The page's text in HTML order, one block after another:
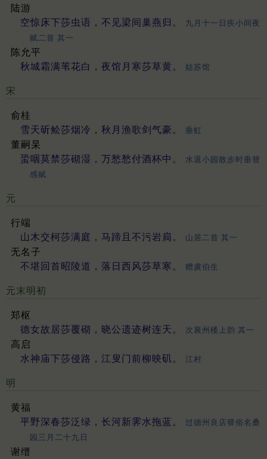
陆游
空惊床下莎虫语，不见梁间巢燕归。
九月十一日疾小间夜
赋二首 其一
陈允平
秋城霜满苇花白，夜馆月寒莎草黄。
姑苏馆
宋
俞桂
雪天斫鲙莎烟冷，秋月渔歌剑气豪。
垂虹
董嗣杲
蛩咽莫禁莎砌湿，万愁愁付酒杯中。
水退小园散步时垂替
感赋
元
行端
山木交柯莎满庭，马蹄且不污岩扃。
山居二首 其一
无名子
不堪回首昭陵道，落日西风莎草寒。
赠虞伯生
元末明初
郑枢
德女故居莎覆砌，晓公遗迹树连天。
次襄州楼上韵 其一
高启
水神庙下莎侵路，江叟门前柳映矶。
江村
明
黄福
平野深春莎泛绿，长河新霁水拖蓝。
过德州良店驿俗名桑
园三月二十九日
谢缙